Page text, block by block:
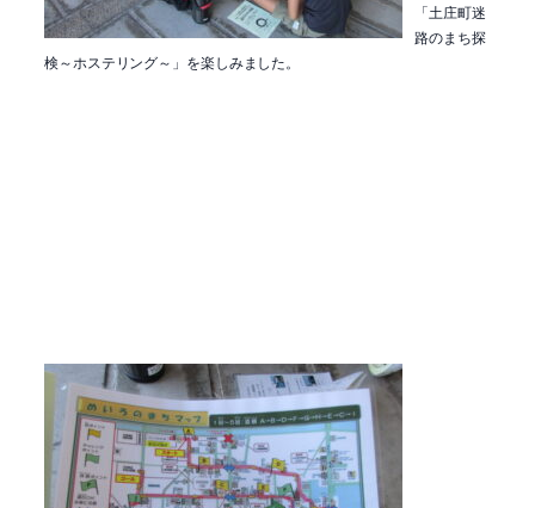
「土庄町迷
路のまち探
検～ホステリング～」を楽しみました。